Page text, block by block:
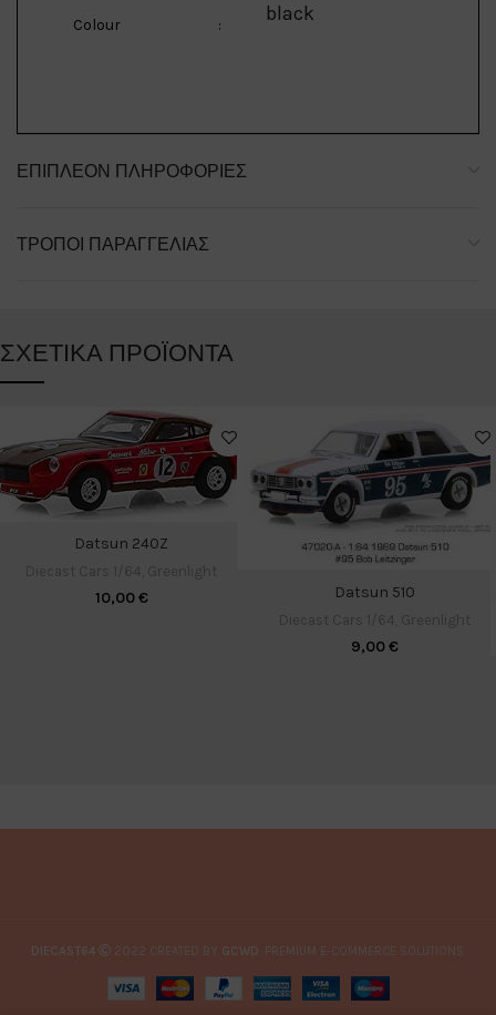
Colour : black
ΕΠΙΠΛΈΟΝ ΠΛΗΡΟΦΟΡΊΕΣ
ΤΡΌΠΟΙ ΠΑΡΑΓΓΕΛΊΑΣ
ΣΧΕΤΙΚΆ ΠΡΟΪΌΝΤΑ
Datsun 240Z
10,00€ Datsun 510
9,00€
DIECAST64 2022 CREATED BY GCWD . PREMIUM E-COMMERCE SOLUTIONS.